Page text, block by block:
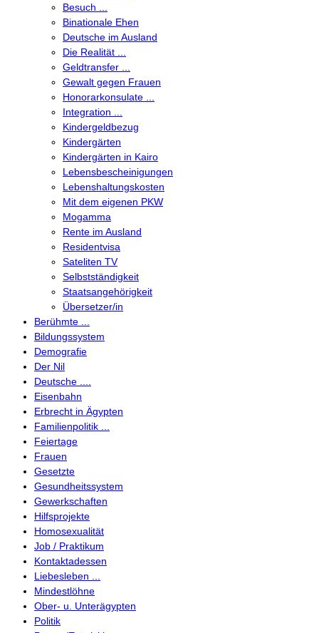
Besuch ...
Binationale Ehen
Deutsche im Ausland
Die Realität ...
Geldtransfer ...
Gewalt gegen Frauen
Honorarkonsulate ...
Integration ...
Kindergeldbezug
Kindergärten
Kindergärten in Kairo
Lebensbescheinigungen
Lebenshaltungskosten
Mit dem eigenen PKW
Mogamma
Rente im Ausland
Residentvisa
Sateliten TV
Selbstständigkeit
Staatsangehörigkeit
Übersetzer/in
Berühmte ...
Bildungssystem
Demografie
Der Nil
Deutsche ....
Eisenbahn
Erbrecht in Ägypten
Familienpolitik ...
Feiertage
Frauen
Gesetzte
Gesundheitssystem
Gewerkschaften
Hilfsprojekte
Homosexualität
Job / Praktikum
Kontaktadessen
Liebesleben ...
Mindestlöhne
Ober- u. Unterägypten
Politik